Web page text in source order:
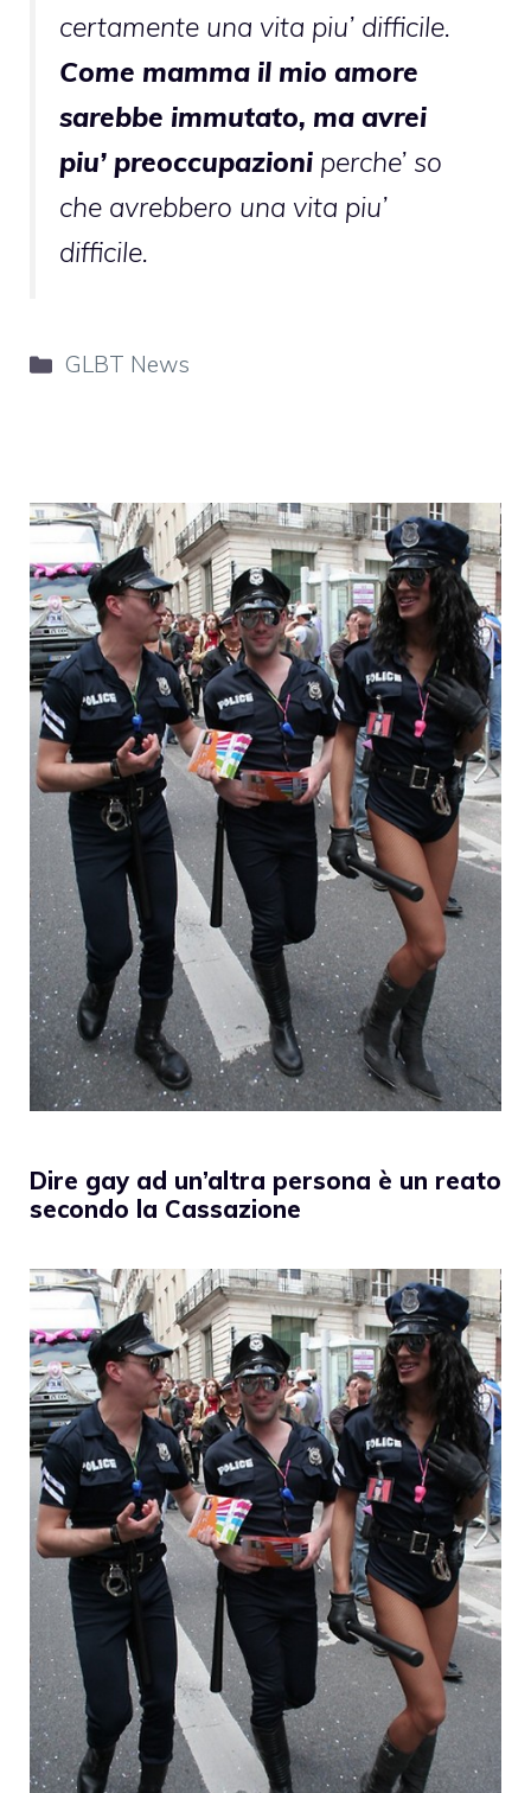
certamente una vita piu’ difficile.
Come mamma il mio amore
sarebbe immutato, ma avrei
piu’ preoccupazioni perche’ so
che avrebbero una vita piu’
difficile.
Categorie
GLBT News
Dire gay ad un’altra persona è un reato
secondo la Cassazione